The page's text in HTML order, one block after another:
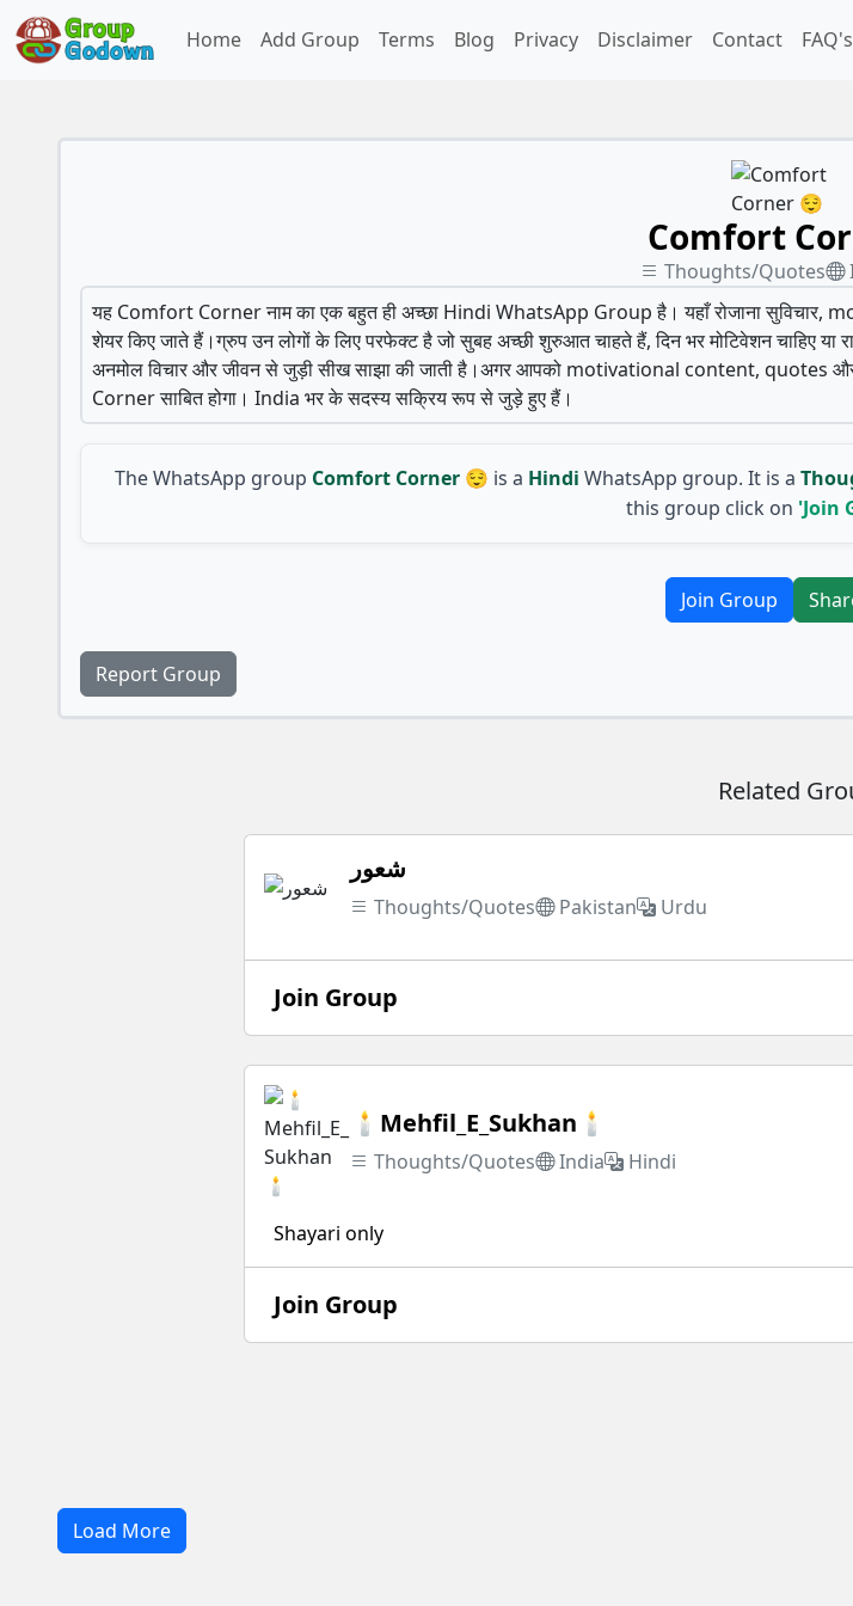
Home Add Group Terms Blog Privacy Disclaimer Contact FAQ's
Comfort
Thoughts/Quotes
यह Comfort Corner नाम का एक बहुत ही अच्छा Hindi WhatsApp Group है। यहाँ रोजाना
शेयर किए जाते हैं।ग्रुप उन लोगों के लिए परफेक्ट है जो सुबह अच्छी शुरुआत चाहते हैं, दिन भर मोटिवेशन चाहिए या
अनमोल विचार और जीवन से जुड़ी सीख साझा की जाती है।अगर आपको motivational content,
Corner साबित होगा। India भर के सदस्य सक्रिय रूप से जुड़े हुए हैं।
The WhatsApp group Comfort Corner 😌 is a Hindi WhatsApp group. It is a
this group click on 'Join
Join Group
Report Group
Related
شعور
Thoughts/Quotes Pakistan Urdu
Join Group
🕯Mehfil_E_Sukhan🕯
Thoughts/Quotes India Hindi
Shayari only
Join Group
Load More